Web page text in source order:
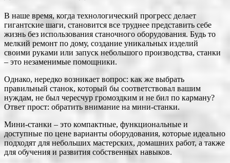
В наше время, когда технологический прогресс делает
гигантские шаги, становится все труднее представить себе
жизнь без использования станочного оборудования. Будь то
мелкий ремонт по дому, создание уникальных изделий
своими руками или запуск небольшого производства, станки
– это незаменимые помощники.
Однако, нередко возникает вопрос: как же выбрать
правильный станок, который бы соответствовал вашим
нуждам, не был чересчур громоздким и не бил по карману?
Ответ прост: обратить внимание на мини-станки.
Мини-станки – это компактные, функциональные и
доступные по цене варианты оборудования, которые идеально
подходят для небольших мастерских, домашних работ, а также
для обучения и развития собственных навыков.